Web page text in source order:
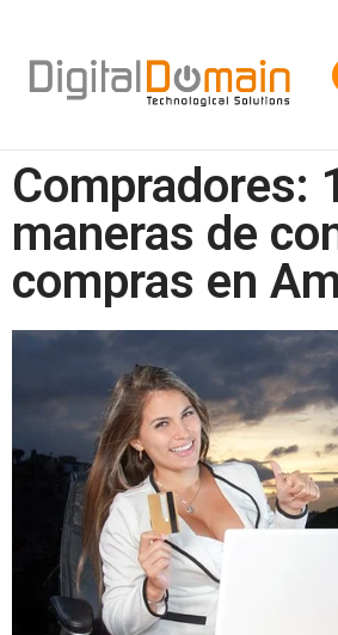
Compradores:
maneras de
compras en